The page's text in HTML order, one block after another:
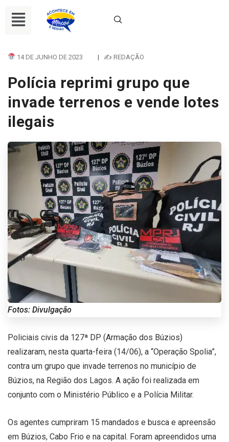
14 DE JUNHO DE 2023 | ✍ REDAÇÃO
Polícia reprimi grupo que
invade terrenos e vende lotes
ilegais
Fotos: Divulgação
Policiais civis da 127ª DP (Armação dos Búzios)
realizaram, nesta quarta-feira (14/06), a “Operação Spolia”,
contra um grupo que invade terrenos no município de
Búzios, na Região dos Lagos. A ação foi realizada em
conjunto com o Ministério Público e a Polícia Militar.
Os agentes cumpriram 15 mandados e busca e apreensão
em Búzios, Cabo Frio e na capital. Foram apreendidos uma